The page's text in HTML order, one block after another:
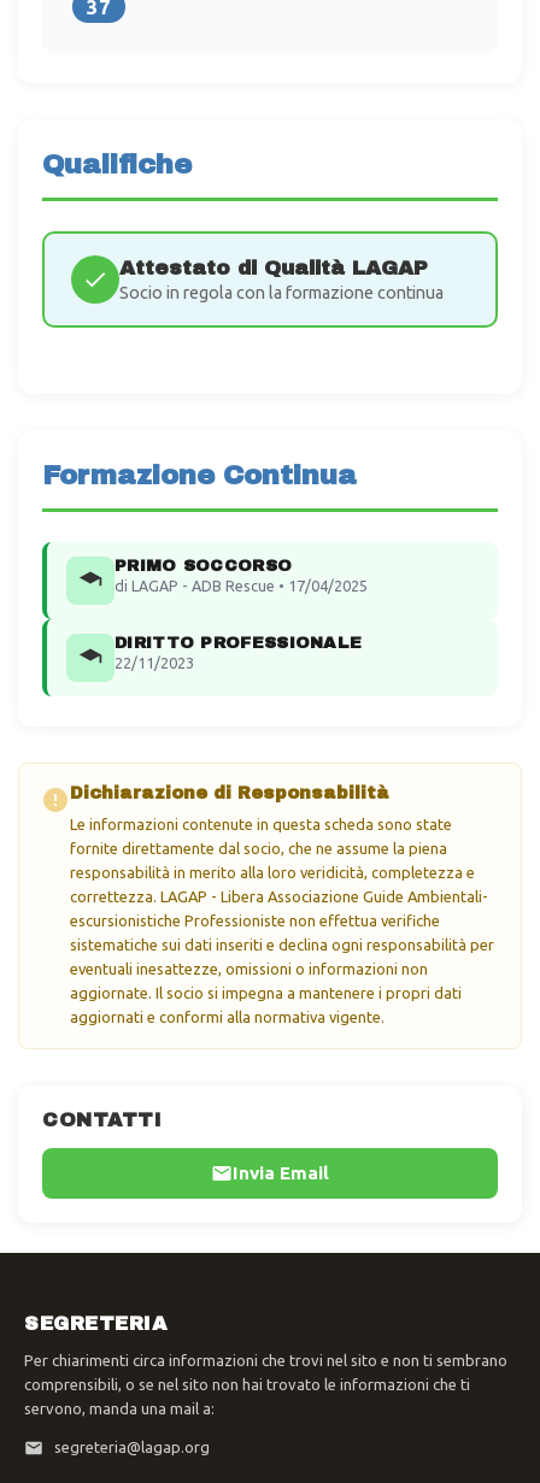
CONTATTI
Invia Email
37
Qualifiche
Attestato di Qualità LAGAP
Socio in regola con la formazione continua
Formazione Continua
PRIMO SOCCORSO
di LAGAP - ADB Rescue • 17/04/2025
DIRITTO PROFESSIONALE
22/11/2023
Dichiarazione di Responsabilità
Le informazioni contenute in questa scheda sono state
fornite direttamente dal socio, che ne assume la piena
responsabilità in merito alla loro veridicità, completezza e
correttezza. LAGAP - Libera Associazione Guide Ambientali-
escursionistiche Professioniste non effettua verifiche
sistematiche sui dati inseriti e declina ogni responsabilità per
eventuali inesattezze, omissioni o informazioni non
aggiornate. Il socio si impegna a mantenere i propri dati
aggiornati e conformi alla normativa vigente.
SEGRETERIA
Per chiarimenti circa informazioni che trovi nel sito e non ti sembrano
comprensibili, o se nel sito non hai trovato le informazioni che ti
servono, manda una mail a:
segreteria@lagap.org